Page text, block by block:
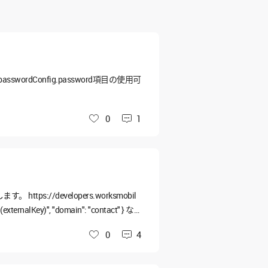
項目の使用可
いいね
0 1
す。 https://developers.worksmobil
"domain": "contact" } な
いいね
0 4